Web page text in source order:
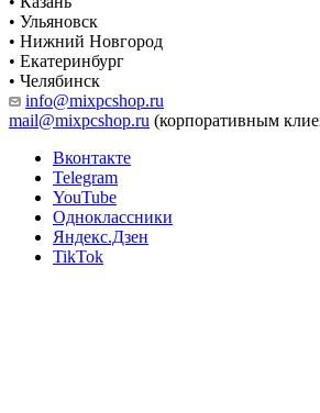
• Ульяновск
• Нижний Новгород
• Екатеринбург
• Челябинск
info@mixpcshop.ru
mail@mixpcshop.ru (корпоративным
Вконтакте
Telegram
YouTube
Одноклассники
Яндекс.Дзен
TikTok